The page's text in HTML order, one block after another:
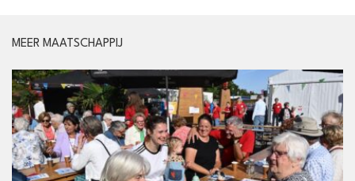
MEER MAATSCHAPPIJ